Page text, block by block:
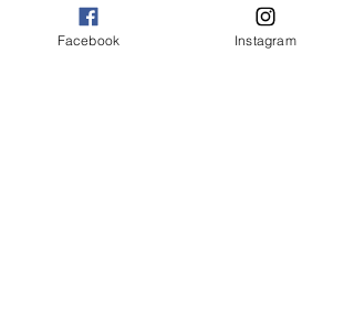
Facebook Instagram